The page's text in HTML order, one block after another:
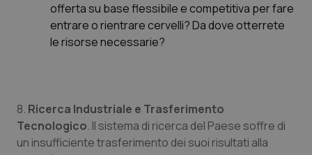
offerta su base flessibile e competitiva per fare
entrare o rientrare cervelli? Da dove otterrete
le risorse necessarie?
8. Ricerca Industriale e Trasferimento
Tecnologico. Il sistema di ricerca del Paese soffre di
un insufficiente trasferimento dei suoi risultati alla
I cookie necessari contribuiscono a rendere fruibile il
sito web abilitandone funzionalità di base quali la
protette del sito. Il sito web non è in grado di
.youtube.com